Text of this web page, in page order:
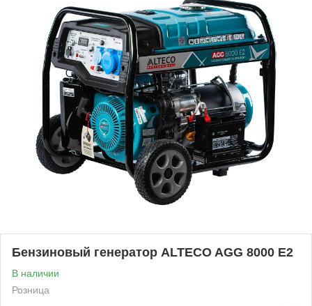
Бензиновый генератор ALTECO AGG 8000 E2
В наличии
Розница